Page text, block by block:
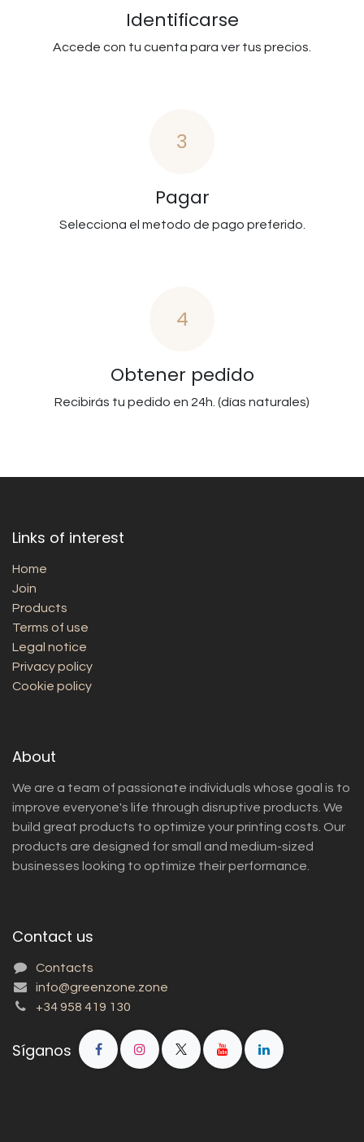
Identificarse
Accede con tu cuenta para ver tus precios.
3
Pagar
Selecciona el metodo de pago preferido.
4
Obtener pedido
Recibirás tu pedido en 24h. (días naturales)
Links of interest
Home
Join
Products
Terms of use
Legal notice
Privacy policy
Cookie policy
About
We are a team of passionate individuals whose goal is to
improve everyone's life through disruptive products. We
build great products to optimize your printing costs. Our
products are designed for small and medium-sized
businesses looking to optimize their performance.
Contact us
Contacts
info@greenzone.zone
+34 958 419 130
Síganos